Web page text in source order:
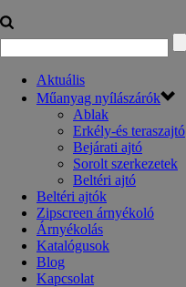
Aktuális
Műanyag nyílászárók
Ablak
Erkély-és teraszajtó
Bejárati ajtó
Sorolt szerkezetek
Beltéri ajtó
Beltéri ajtók
Zipscreen árnyékoló
Árnyékolás
Katalógusok
Blog
Kapcsolat